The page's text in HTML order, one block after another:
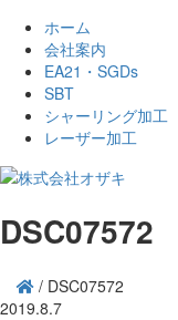
ホーム
会社案内
EA21・SGDs
SBT
シャーリング加工
レーザー加工
DSC07572
/ DSC07572
2019.8.7